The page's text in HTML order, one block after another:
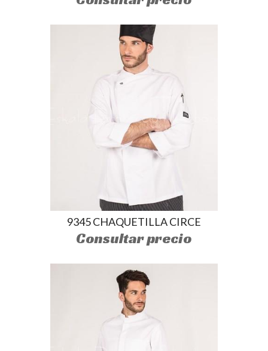
9345 CHAQUETILLA CIRCE
Consultar precio